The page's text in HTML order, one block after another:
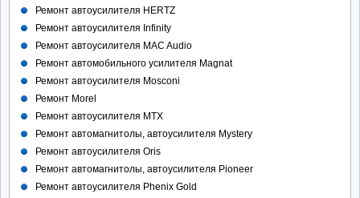
Ремонт автоусилителя HERTZ
Ремонт автоусилителя Infinity
Ремонт автоусилителя MAC Audio
Ремонт автомобильного усилителя Magnat
Ремонт автоусилителя Mosconi
Ремонт Morel
Ремонт автоусилителя MTX
Ремонт автомагнитолы, автоусилителя Mystery
Ремонт автоусилителя Oris
Ремонт автомагнитолы, автоусилителя Pioneer
Ремонт автоусилителя Phenix Gold